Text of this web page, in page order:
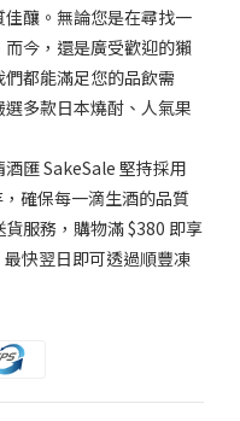
釀。無論您是在尋找一
今，還是廣受歡迎的獺
都能滿足您的品飲需
多款日本燒酎、人氣果
匯 SakeSale 堅持採用
確保每一滴生酒的品質
服務，購物滿 $380 即享
快翌日即可透過順豐凍